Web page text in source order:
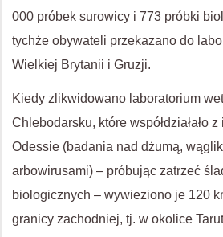
000 próbek surowicy i 773 próbki
tychże obywateli przekazano do
Wielkiej Brytanii i Gruzji.
Kiedy zlikwidowano laboratorium
Chlebodarsku, które współdziałało
Odessie (badania nad dżumą,
arbowirusami) – próbując zatrzeć
biologicznych – wywieziono je 120
granicy zachodniej, tj. w okolice